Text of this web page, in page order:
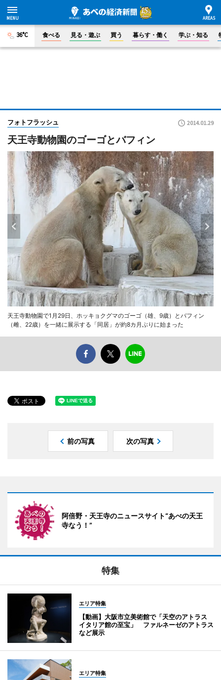
36°C 食べる 見る・遊ぶ 買う 暮らす・働く 学ぶ・知る
フォトフラッシュ 2014.01.29
天王寺動物園のゴーゴとバフィン
天王寺動物園で1月29日、ホッキョクグマのゴーゴ（雄、9歳）とバフィン
（雌、22歳）を一緒に展示する「同居」が約8カ月ぶりに始まった
前の写真 次の写真
阿倍野・天王寺のニュースサイト“あべの天王
寺なう！”
特集
エリア特集
【動画】大阪市立美術館で「天空のアトラス
イタリア館の至宝」 ファルネーゼのアトラス
など展示
エリア特集